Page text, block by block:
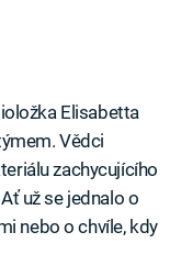
Elisabetta
Vědci
zachycujícího
už se jednalo o
nebo o chvíle, kdy